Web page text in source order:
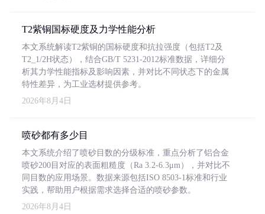
T2紫铜国标硬度及力学性能分析
本文系统解读T2紫铜的国标硬度和抗拉强度（包括T2及
T2_1/2H状态），结合GB/T 5231-2012标准数据，详细分
析其力学性能指标及影响因素，并对比不同状态下的金属
特性差异，为工业选材提供参考。
2026年8月4日
喷砂都有多少目
本文系统介绍了喷砂目数的分级标准，重点分析了铝合金
喷砂200目对应的表面粗糙度（Ra 3.2-6.3μm），并对比不
同目数的应用场景。数据来源包括ISO 8503-1标准和行业
实践，帮助用户根据需求选择合适的喷砂参数。
2026年8月4日